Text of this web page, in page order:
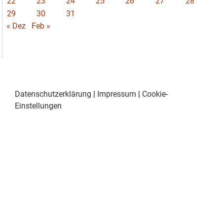
29
30
31
« Dez
Feb »
Datenschutzerklärung | Impressum | Cookie-
Einstellungen